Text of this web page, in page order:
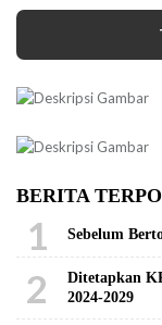
BERITA
1 Sebelum
2
Ditetapkan
2024-2029